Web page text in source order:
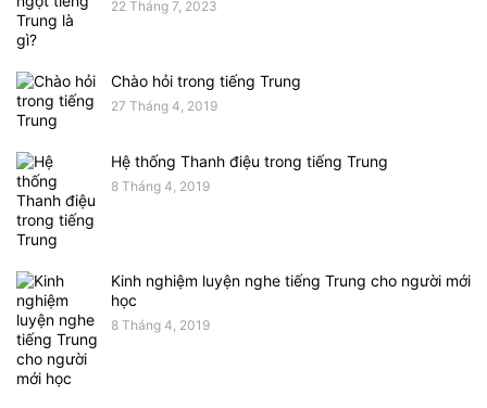
22 Tháng 7, 2023
Chào hỏi trong tiếng Trung
27 Tháng 4, 2019
Hệ thống Thanh điệu trong tiếng Trung
8 Tháng 4, 2019
Kinh nghiệm luyện nghe tiếng Trung cho người mới
học
8 Tháng 4, 2019